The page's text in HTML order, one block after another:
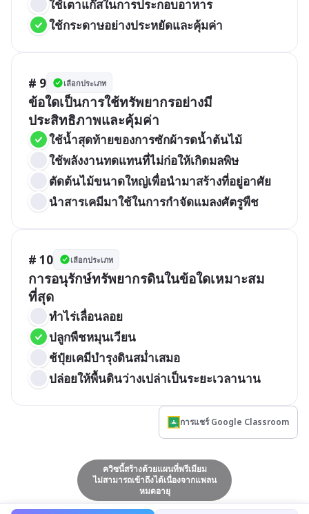
ใช้เตาแก๊สในการประกอบอาหาร
ใช้กระดาษอย่างประหยัดและคุ้มค่า
# 9 เลือกประเภท
ข้อใดเป็นการใช้ทรัพยากรอย่างมี
ประสิทธิภาพและคุ้มค่า
ใช้น้ำสุดท้ายของการซักผ้ารดน้ำต้นไม้
ใช้พลังงานทดแทนที่ไม่ก่อให้เกิดมลพิษ
ตัดต้นไม้ขนาดใหญ่เพื่อนำมาสร้างที่อยู่อาศัย
นำสารเคมีมาใช้ในการกำจัดแมลงศัตรูพืช
# 10 เลือกประเภท
การอนุรักษ์ทรัพยากรดินในข้อใดเหมาะสม
ที่สุด
ทำไร่เลื่อนลอย
ปลูกพืชหมุนเวียน
ช้ปุ๋ยเคมีบำรุงดินสม่ำเสมอ
ปล่อยให้พื้นดินว่างเปล่าเป็นระยะเวลานาน
การแชร์ Google Classroom
ควิซนี้สร้างด้วยแผนที่พรีเมียม
ไม่สามารถเข้าถึงได้เนื่องจากแพลน
หมดอายุ